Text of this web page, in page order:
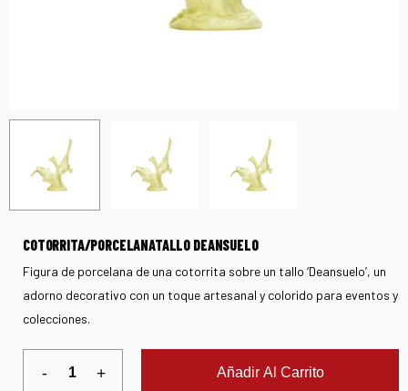
COTORRITA/PORCELANATALLO DEANSUELO
Figura de porcelana de una cotorrita sobre un tallo ‘Deansuelo’, un
adorno decorativo con un toque artesanal y colorido para eventos y
colecciones.
Añadir Al Carrito